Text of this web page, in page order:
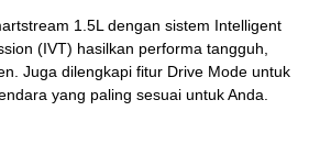
1.5L dengan sistem Intelligent
(IVT) hasilkan performa tangguh,
Juga dilengkapi fitur Drive Mode untuk
yang paling sesuai untuk Anda.